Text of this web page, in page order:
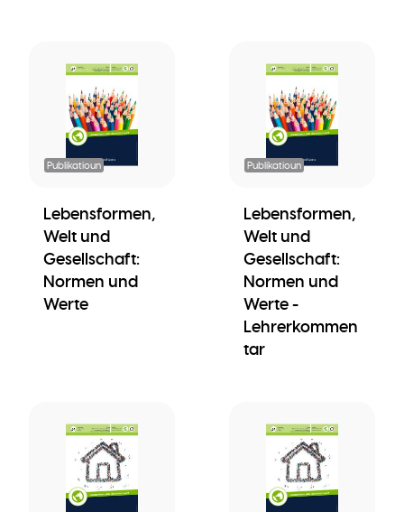
Publikatioun
Lebensformen,
Welt und
Gesellschaft:
Normen und
Werte
Publikatioun
Lebensformen,
Welt und
Gesellschaft:
Normen und
Werte -
Lehrerkommen
tar